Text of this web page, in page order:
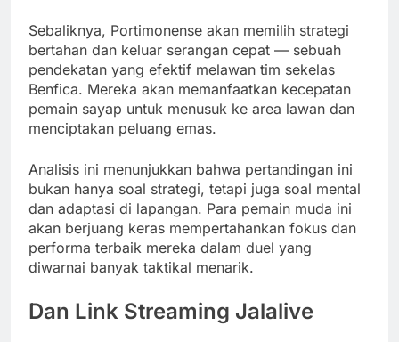
Sebaliknya, Portimonense akan memilih strategi
bertahan dan keluar serangan cepat — sebuah
pendekatan yang efektif melawan tim sekelas
Benfica. Mereka akan memanfaatkan kecepatan
pemain sayap untuk menusuk ke area lawan dan
menciptakan peluang emas.
Analisis ini menunjukkan bahwa pertandingan ini
bukan hanya soal strategi, tetapi juga soal mental
dan adaptasi di lapangan. Para pemain muda ini
akan berjuang keras mempertahankan fokus dan
performa terbaik mereka dalam duel yang
diwarnai banyak taktikal menarik.
Dan Link Streaming Jalalive